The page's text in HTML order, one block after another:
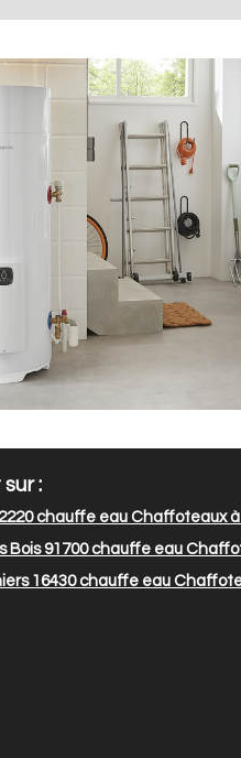
:
chauffe eau Chaffoteaux à
Bois 91700chauffe eau
16430chauffe eau